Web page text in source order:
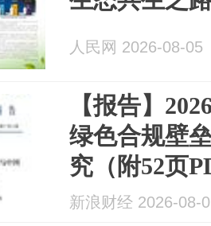
人民网 2026-08-05
【报告】
绿色合规壁
究（附52页
新浪财经 2026-08-